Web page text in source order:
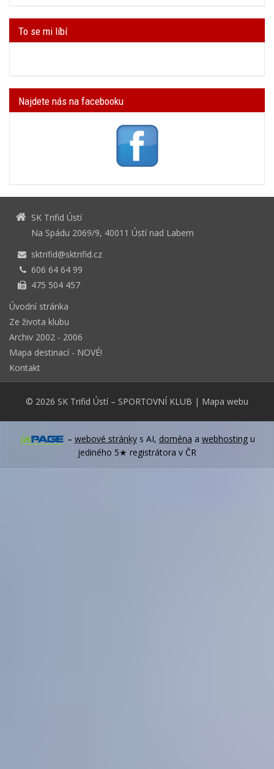
To se mi líbí
Najdete nás na facebooku
SK Trifid Ústí
Na Spádu 2069/9, 40011 Ústí nad Labem
sktrifid@sktrifid.cz
606 64 64 99
475 504 457
Úvodní stránka
Ze života klubu
Archiv 2002 - 2006
Mapa destinací - NOVÉ!
Kontakt
© 2026 SK Trifid Ústí– SPORTOVNÍ KLUB | Mapa webu
–webové stránkys AI,doménaawebhostingu
jediného 5★ registrátora v ČR